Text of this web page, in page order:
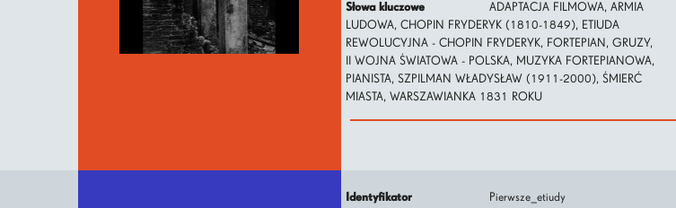
Słowa kluczowe
ADAPTACJA FILMOWA, ARMIA
LUDOWA, CHOPIN FRYDERYK (1810-1849), ETIUDA
REWOLUCYJNA - CHOPIN FRYDERYK, FORTEPIAN, GRUZY,
II WOJNA ŚWIATOWA - POLSKA, MUZYKA FORTEPIANOWA,
PIANISTA, SZPILMAN WŁADYSŁAW (1911-2000), ŚMIERĆ
MIASTA, WARSZAWIANKA 1831 ROKU
Identyfikator
Pierwsze_etiudy